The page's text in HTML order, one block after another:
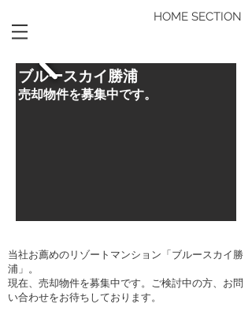
HOME SECTION
ブルースカイ勝浦
売却物件を募集中です。
当社お薦めのリゾートマンション「ブルースカイ勝
浦」。
現在、売却物件を募集中です。ご検討中の方、お問
い合わせをお待ちしております。